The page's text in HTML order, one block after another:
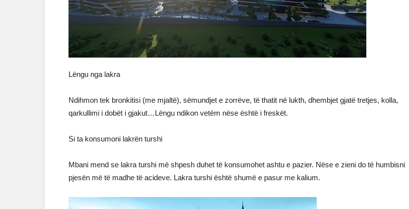
Lëngu nga lakra
Ndihmon tek bronkitisi (me mjaltë), sëmundjet e zorrëve, të thatit në lukth, dhembjet gjatë tretjes, kolla,
qarkullimi i dobët i gjakut…Lëngu ndikon vetëm nëse është i freskët.
Si ta konsumoni lakrën turshi
Mbani mend se lakra turshi më shpesh duhet të konsumohet ashtu e pazier. Nëse e zieni do të humbisni
pjesën më të madhe të acideve. Lakra turshi është shumë e pasur me kalium.